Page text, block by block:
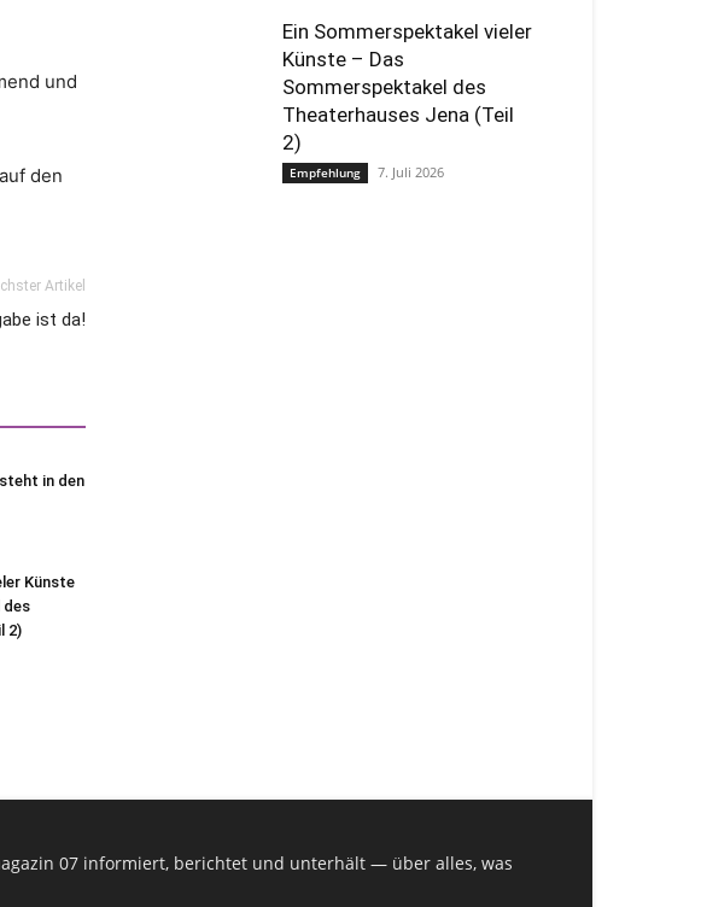
und
den
Artikel
ist da!
in den
Künste
des
2)
Ein Sommerspektakel vieler
Künste – Das
Sommerspektakel des
Theaterhauses Jena (Teil
2)
Empfehlung 7. Juli 2026
07 informiert, berichtet und unterhält — über alles, was